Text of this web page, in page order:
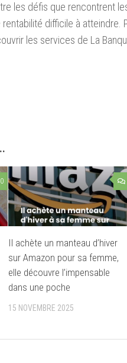
les défis que rencontrent
difficile à atteindre.
les services de La
0
Il achète un manteau d’hiver
sur Amazon pour sa femme,
elle découvre l’impensable
dans une poche
15 NOVEMBRE 2025